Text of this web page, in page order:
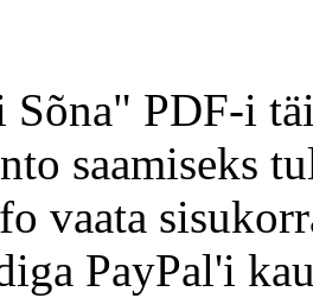
Sõna" PDF-i
saamiseks
vaata
PayPal'i